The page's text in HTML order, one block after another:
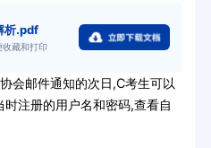
析.pdf
藏和打印
邮件通知的次日,C考生可以
注册的用户名和密码,查看自